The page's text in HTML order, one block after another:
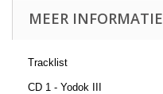
MEER INFORMATIE
Tracklist
CD 1 - Yodok III